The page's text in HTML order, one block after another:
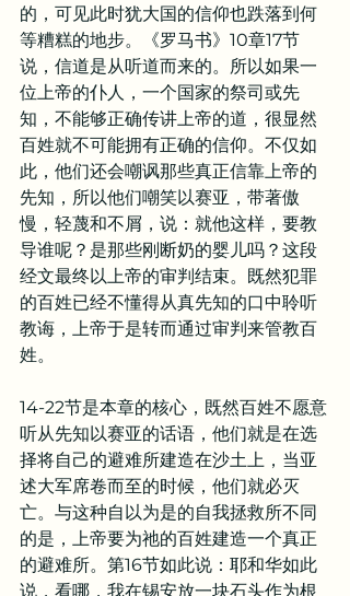
的，可见此时犹大国的信仰也跌落到何
等糟糕的地步。《罗马书》10章17节
说，信道是从听道而来的。所以如果一
位上帝的仆人，一个国家的祭司或先
知，不能够正确传讲上帝的道，很显然
百姓就不可能拥有正确的信仰。不仅如
此，他们还会嘲讽那些真正信靠上帝的
先知，所以他们嘲笑以赛亚，带著傲
慢，轻蔑和不屑，说：就他这样，要教
导谁呢？是那些刚断奶的婴儿吗？这段
经文最终以上帝的审判结束。既然犯罪
的百姓已经不懂得从真先知的口中聆听
教诲，上帝于是转而通过审判来管教百
姓。
14-22节是本章的核心，既然百姓不愿意
听从先知以赛亚的话语，他们就是在选
择将自己的避难所建造在沙土上，当亚
述大军席卷而至的时候，他们就必灭
亡。与这种自以为是的自我拯救所不同
的是，上帝要为祂的百姓建造一个真正
的避难所。第16节如此说：耶和华如此
说，看哪，我在锡安放一块石头作为根